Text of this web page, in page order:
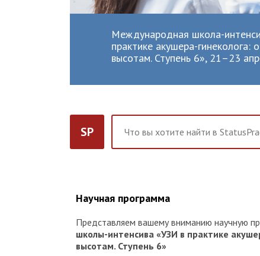
Международная школа-
практике акушера-гинеколога:
высотам. Ступень 6», 21–23
SP
Научная программа
Представляем вашему вниманию научную
школы-интенсива «УЗИ в практике
высотам. Ступень 6»